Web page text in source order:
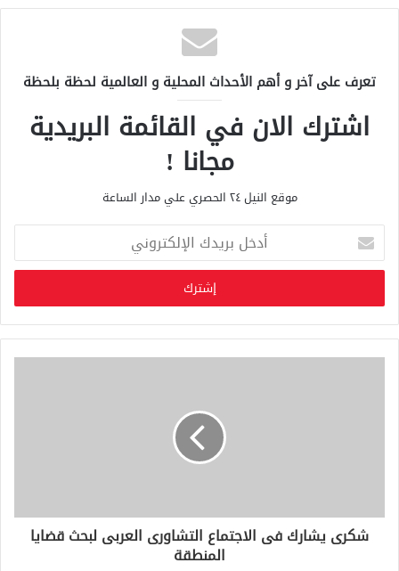
تعرف على آخر و أهم الأحداث المحلية و العالمية لحظة بلحظة
اشترك الان في القائمة البريدية
مجانا !
موقع النيل ٢٤ الحصري علي مدار الساعة
خ
ب
ر
ي
ر
شكرى يشارك فى الاجتماع التشاورى العربى لبحث قضايا
المنطقة